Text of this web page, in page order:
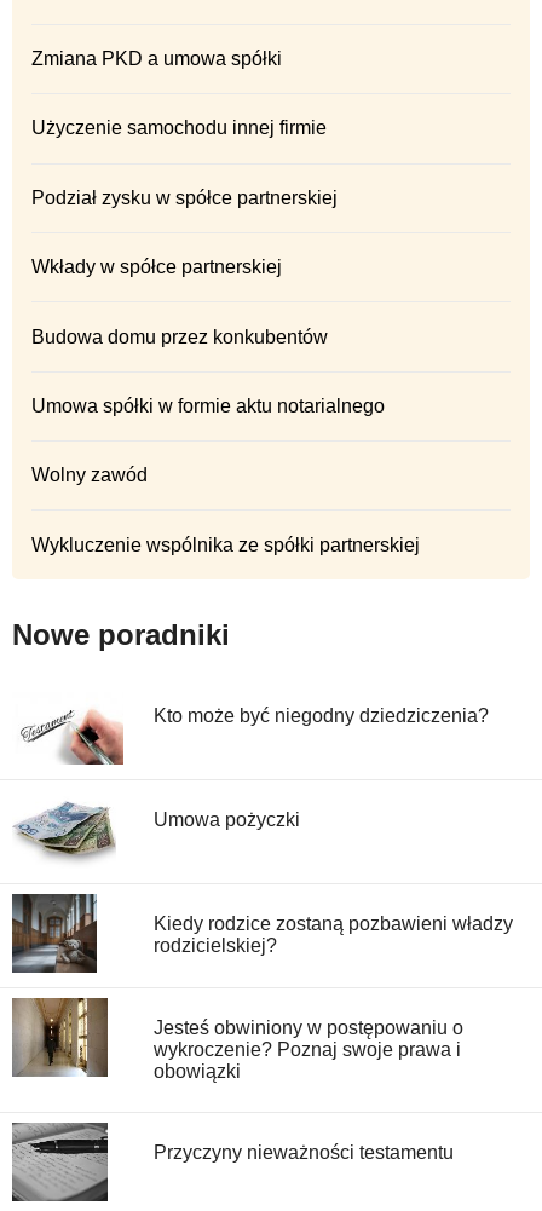
Zmiana PKD a umowa spółki
Użyczenie samochodu innej firmie
Podział zysku w spółce partnerskiej
Wkłady w spółce partnerskiej
Budowa domu przez konkubentów
Umowa spółki w formie aktu notarialnego
Wolny zawód
Wykluczenie wspólnika ze spółki partnerskiej
Nowe poradniki
Kto może być niegodny dziedziczenia?
Umowa pożyczki
Kiedy rodzice zostaną pozbawieni władzy
rodzicielskiej?
Jesteś obwiniony w postępowaniu o
wykroczenie? Poznaj swoje prawa i
obowiązki
Przyczyny nieważności testamentu